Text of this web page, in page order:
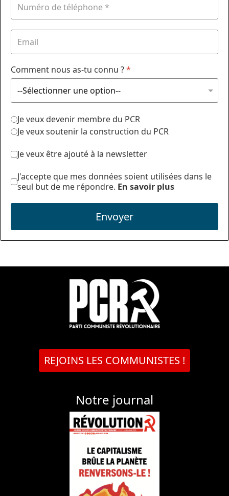
Comment nous as-tu connu ?*
Je veux devenir membre du PCR
Je veux soutenir la construction du PCR
Je veux être ajouté à la newsletter
J'accepte que mes données soient utilisées dans le
seul but de me répondre. En savoir plus
Envoyer
REJOINS LES COMMUNISTES !
Notre journal